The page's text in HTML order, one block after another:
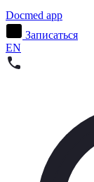
Docmed app
Записаться
EN